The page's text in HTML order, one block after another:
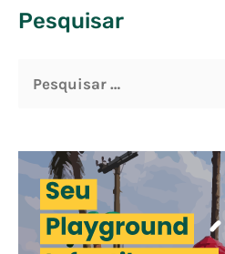
Pesquisar
q
u